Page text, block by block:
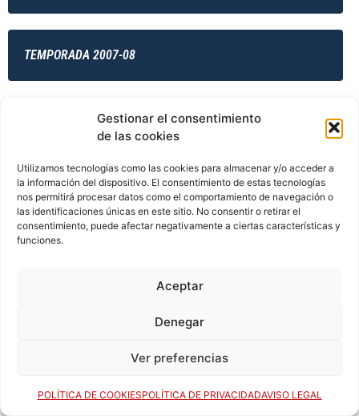
Gestionar el consentimiento
de las cookies
Utilizamos tecnologías como las cookies para almacenar y/o acceder a
la información del dispositivo. El consentimiento de estas tecnologías
nos permitirá procesar datos como el comportamiento de navegación o
las identificaciones únicas en este sitio. No consentir o retirar el
consentimiento, puede afectar negativamente a ciertas características y
funciones.
Aceptar
Denegar
Ver preferencias
POLÍTICA DE COOKIESPOLÍTICA DE PRIVACIDADAVISO LEGAL
TEMPORADA 2007-08
TEMPORADA 2007-08
TEMPORADA 2007-08
TEMPORADA 2008-09